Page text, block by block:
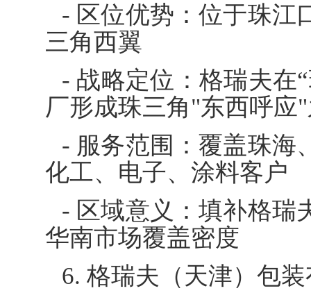
- 区位优势：位于珠江
三角西翼
- 战略定位：格瑞夫在
厂形成珠三角"东西呼应
- 服务范围：覆盖珠海
化工、电子、涂料客户
- 区域意义：填补格瑞
华南市场覆盖密度
6. 格瑞夫（天津）包